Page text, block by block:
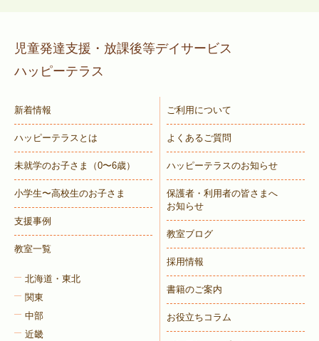
児童発達支援・放課後等デイサービス
ハッピーテラス
新着情報
ハッピーテラスとは
未就学のお子さま （0〜6歳）
小学生〜高校生のお子さま
支援事例
教室一覧
北海道・東北
関東
中部
近畿
ご利用について
よくあるご質問
ハッピーテラスのお知らせ
保護者・利用者の皆さまへ
お知らせ
教室ブログ
採用情報
書籍のご案内
お役立ちコラム